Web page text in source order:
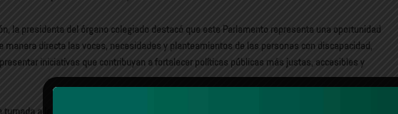
la presidenta del órgano colegiado destacó que este Parlamento representa una oportunidad
manera directa las voces, necesidades y planteamientos de las personas con discapacidad,
iniciativas que contribuyan a fortalecer políticas públicas más justas, accesibles y